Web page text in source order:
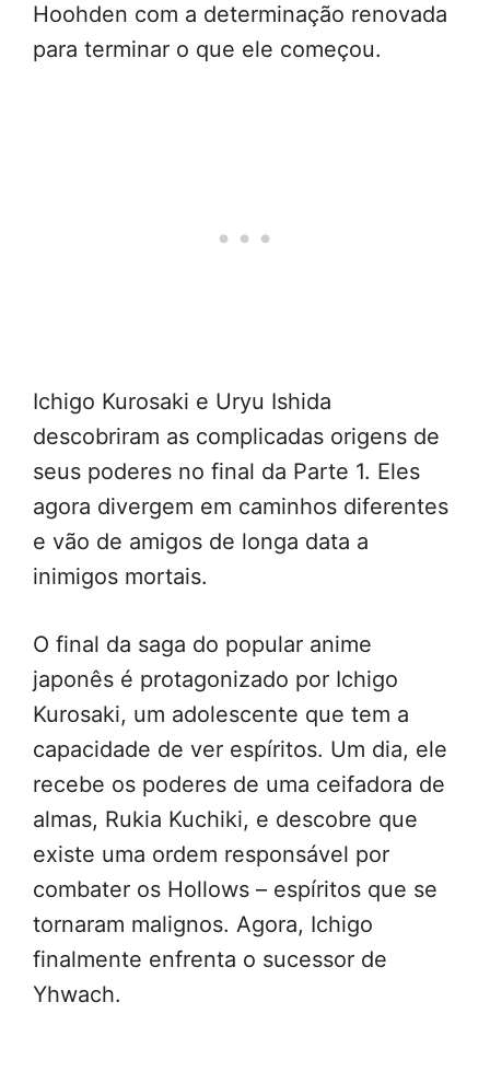
Hoohden com a determinação renovada
para terminar o que ele começou.
Ichigo Kurosaki e Uryu Ishida
descobriram as complicadas origens de
seus poderes no final da Parte 1. Eles
agora divergem em caminhos diferentes
e vão de amigos de longa data a
inimigos mortais.
O final da saga do popular anime
japonês é protagonizado por Ichigo
Kurosaki, um adolescente que tem a
capacidade de ver espíritos. Um dia, ele
recebe os poderes de uma ceifadora de
almas, Rukia Kuchiki, e descobre que
existe uma ordem responsável por
combater os Hollows – espíritos que se
tornaram malignos. Agora, Ichigo
finalmente enfrenta o sucessor de
Yhwach.